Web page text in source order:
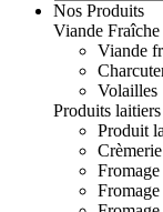
Nos Produits
Viande Fraîche
Viande
Volailles
Produits laitiers
Produit